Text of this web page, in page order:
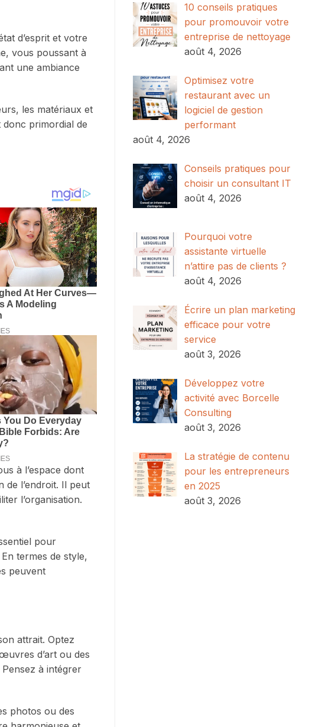
d’esprit et votre
vous poussant à
une ambiance
les matériaux et
donc primordial de
à l’espace dont
de l’endroit. Il peut
l’organisation.
pour
termes de style,
peuvent
attrait. Optez
d’art ou des
à intégrer
photos ou des
10 conseils pratiques
pour promouvoir votre
entreprise de nettoyage
août 4, 2026
Optimisez votre
restaurant avec un
logiciel de gestion
performant
août 4, 2026
Conseils pratiques pour
choisir un consultant IT
août 4, 2026
Pourquoi votre
assistante virtuelle
n’attire pas de clients ?
août 4, 2026
Écrire un plan marketing
efficace pour votre
service
août 3, 2026
Développez votre
activité avec Borcelle
Consulting
août 3, 2026
La stratégie de contenu
pour les entrepreneurs
en 2025
août 3, 2026